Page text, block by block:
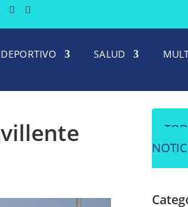
DEPORTIVO SALUD